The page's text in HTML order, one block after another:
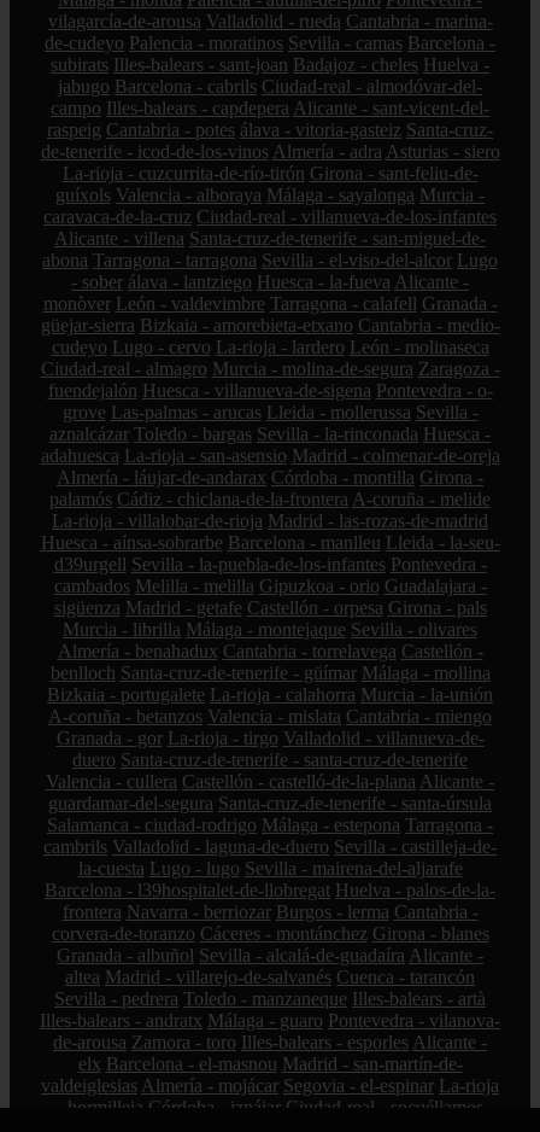
vilagarcía-de-arousa Valladolid - rueda Cantabria - marina-
de-cudeyo Palencia - moratinos Sevilla - camas Barcelona -
subirats Illes-balears - sant-joan Badajoz - cheles Huelva -
jabugo Barcelona - cabrils Ciudad-real - almodóvar-del-
campo Illes-balears - capdepera Alicante - sant-vicent-del-
raspeig Cantabria - potes álava - vitoria-gasteiz Santa-cruz-
de-tenerife - icod-de-los-vinos Almería - adra Asturias - siero
La-rioja - cuzcurrita-de-río-tirón Girona - sant-feliu-de-
guíxols Valencia - alboraya Málaga - sayalonga Murcia -
caravaca-de-la-cruz Ciudad-real - villanueva-de-los-infantes
Alicante - villena Santa-cruz-de-tenerife - san-miguel-de-
abona Tarragona - tarragona Sevilla - el-viso-del-alcor Lugo
- sober álava - lantziego Huesca - la-fueva Alicante -
monòver León - valdevimbre Tarragona - calafell Granada -
güejar-sierra Bizkaia - amorebieta-etxano Cantabria - medio-
cudeyo Lugo - cervo La-rioja - lardero León - molinaseca
Ciudad-real - almagro Murcia - molina-de-segura Zaragoza -
fuendejalón Huesca - villanueva-de-sigena Pontevedra - o-
grove Las-palmas - arucas Lleida - mollerussa Sevilla -
aznalcázar Toledo - bargas Sevilla - la-rinconada Huesca -
adahuesca La-rioja - san-asensio Madrid - colmenar-de-oreja
Almería - láujar-de-andarax Córdoba - montilla Girona -
palamós Cádiz - chiclana-de-la-frontera A-coruña - melide
La-rioja - villalobar-de-rioja Madrid - las-rozas-de-madrid
Huesca - aínsa-sobrarbe Barcelona - manlleu Lleida - la-seu-
d39urgell Sevilla - la-puebla-de-los-infantes Pontevedra -
cambados Melilla - melilla Gipuzkoa - orio Guadalajara -
sigüenza Madrid - getafe Castellón - orpesa Girona - pals
Murcia - librilla Málaga - montejaque Sevilla - olivares
Almería - benahadux Cantabria - torrelavega Castellón -
benlloch Santa-cruz-de-tenerife - güímar Málaga - mollina
Bizkaia - portugalete La-rioja - calahorra Murcia - la-unión
A-coruña - betanzos Valencia - mislata Cantabria - miengo
Granada - gor La-rioja - tirgo Valladolid - villanueva-de-
duero Santa-cruz-de-tenerife - santa-cruz-de-tenerife
Valencia - cullera Castellón - castelló-de-la-plana Alicante -
guardamar-del-segura Santa-cruz-de-tenerife - santa-úrsula
Salamanca - ciudad-rodrigo Málaga - estepona Tarragona -
cambrils Valladolid - laguna-de-duero Sevilla - castilleja-de-
la-cuesta Lugo - lugo Sevilla - mairena-del-aljarafe
Barcelona - l39hospitalet-de-llobregat Huelva - palos-de-la-
frontera Navarra - berriozar Burgos - lerma Cantabria -
corvera-de-toranzo Cáceres - montánchez Girona - blanes
Granada - albuñol Sevilla - alcalá-de-guadaíra Alicante -
altea Madrid - villarejo-de-salvanés Cuenca - tarancón
Sevilla - pedrera Toledo - manzaneque Illes-balears - artà
Illes-balears - andratx Málaga - guaro Pontevedra - vilanova-
de-arousa Zamora - toro Illes-balears - esporles Alicante -
elx Barcelona - el-masnou Madrid - san-martín-de-
valdeiglesias Almería - mojácar Segovia - el-espinar La-rioja
- hormilleja Córdoba - iznájar Ciudad-real - socuéllamos